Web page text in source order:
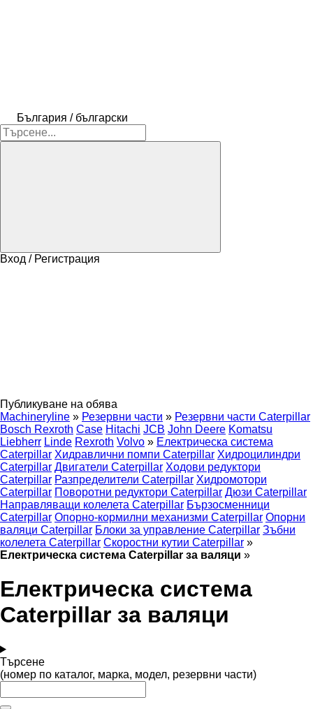
България / български
Вход / Регистрация
Публикуване на обява
Machineryline » Резервни части » Резервни части Caterpillar
Bosch Rexroth Case Hitachi JCB John Deere Komatsu
Liebherr Linde Rexroth Volvo » Електрическа система
Caterpillar Хидравлични помпи Caterpillar Хидроцилиндри
Caterpillar Двигатели Caterpillar Ходови редуктори
Caterpillar Разпределители Caterpillar Хидромотори
Caterpillar Поворотни редуктори Caterpillar Дюзи Caterpillar
Направляващи колелета Caterpillar Бързосменници
Caterpillar Опорно-кормилни механизми Caterpillar Опорни
валяци Caterpillar Блоки за управление Caterpillar Зъбни
колелета Caterpillar Скоростни кутии Caterpillar »
Електрическа система Caterpillar за валяци »
Електрическа система
Caterpillar за валяци
Търсене
(номер по каталог, марка, модел, резервни части)